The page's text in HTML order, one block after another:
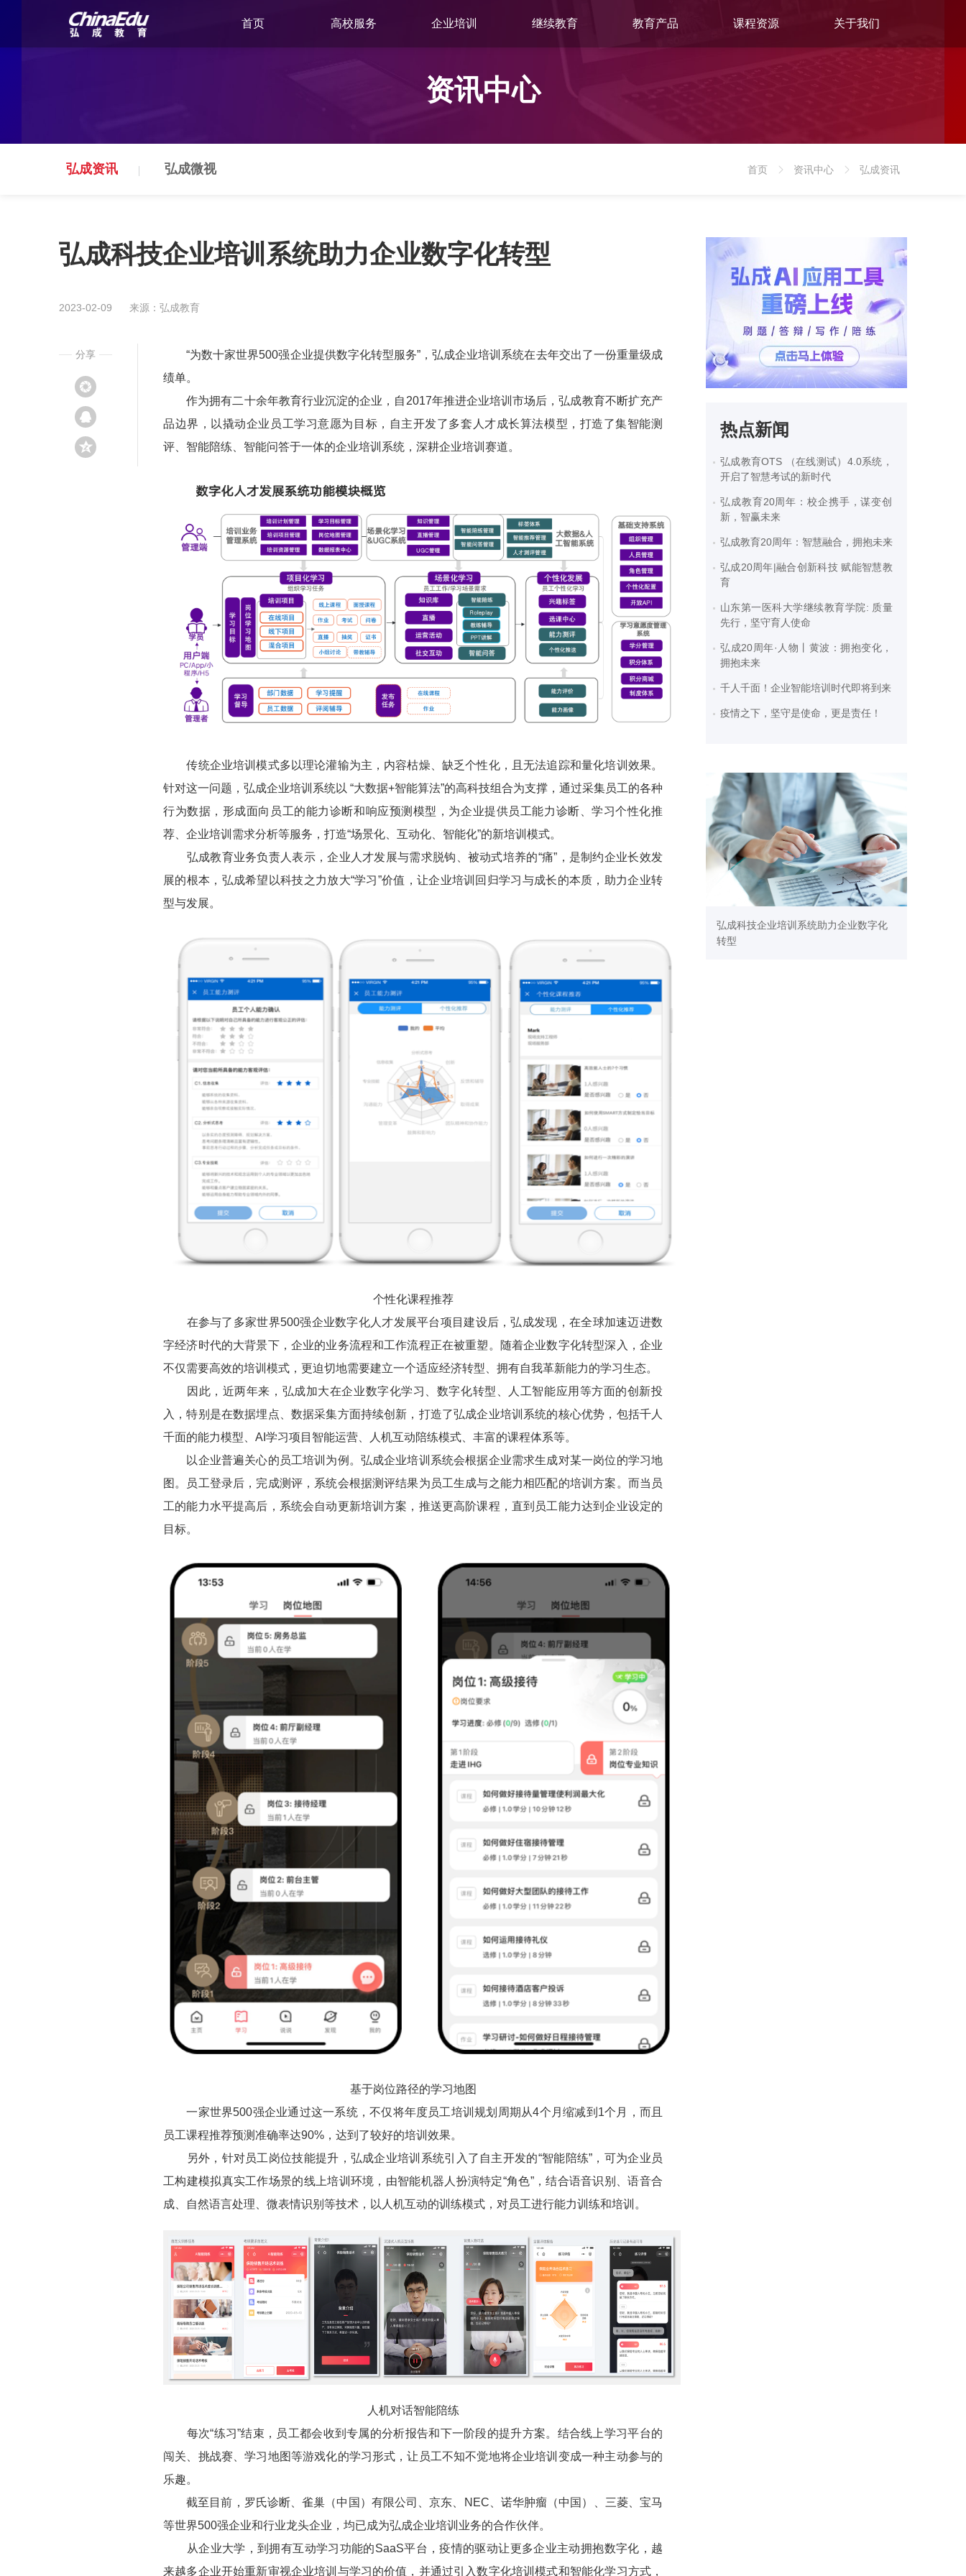
首页 高校服务 企业培训 继续教育 教育产品 课程资源 关于我们
资讯中心
弘成资讯 弘成微视
首页
资讯中心
弘成资讯
弘成科技企业培训系统助力企业数字化转型
2023-02-09 来源：弘成教育
“为数十家世界500强企业提供数字化转型服务”，弘成企业培训系统在去年交出了一份重量级成
绩单。
作为拥有二十余年教育行业沉淀的企业，自2017年推进企业培训市场后，弘成教育不断扩充产
品边界，以撬动企业员工学习意愿为目标，自主开发了多套人才成长算法模型，打造了集智能测
评、智能陪练、智能问答于一体的企业培训系统，深耕企业培训赛道。
传统企业培训模式多以理论灌输为主，内容枯燥、缺乏个性化，且无法追踪和量化培训效果。
针对这一问题，弘成企业培训系统以 “大数据+智能算法”的高科技组合为支撑，通过采集员工的各种
行为数据，形成面向员工的能力诊断和响应预测模型，为企业提供员工能力诊断、学习个性化推
荐、企业培训需求分析等服务，打造“场景化、互动化、智能化”的新培训模式。
弘成教育业务负责人表示，企业人才发展与需求脱钩、被动式培养的“痛”，是制约企业长效发
展的根本，弘成希望以科技之力放大“学习”价值，让企业培训回归学习与成长的本质，助力企业转
型与发展。
个性化课程推荐
在参与了多家世界500强企业数字化人才发展平台项目建设后，弘成发现，在全球加速迈进数
字经济时代的大背景下，企业的业务流程和工作流程正在被重塑。随着企业数字化转型深入，企业
不仅需要高效的培训模式，更迫切地需要建立一个适应经济转型、拥有自我革新能力的学习生态。
因此，近两年来，弘成加大在企业数字化学习、数字化转型、人工智能应用等方面的创新投
入，特别是在数据埋点、数据采集方面持续创新，打造了弘成企业培训系统的核心优势，包括千人
千面的能力模型、AI学习项目智能运营、人机互动陪练模式、丰富的课程体系等。
以企业普遍关心的员工培训为例。弘成企业培训系统会根据企业需求生成对某一岗位的学习地
图。员工登录后，完成测评，系统会根据测评结果为员工生成与之能力相匹配的培训方案。而当员
工的能力水平提高后，系统会自动更新培训方案，推送更高阶课程，直到员工能力达到企业设定的
目标。
基于岗位路径的学习地图
一家世界500强企业通过这一系统，不仅将年度员工培训规划周期从4个月缩减到1个月，而且
员工课程推荐预测准确率达90%，达到了较好的培训效果。
另外，针对员工岗位技能提升，弘成企业培训系统引入了自主开发的“智能陪练”，可为企业员
工构建模拟真实工作场景的线上培训环境，由智能机器人扮演特定“角色”，结合语音识别、语音合
成、自然语言处理、微表情识别等技术，以人机互动的训练模式，对员工进行能力训练和培训。
人机对话智能陪练
每次“练习”结束，员工都会收到专属的分析报告和下一阶段的提升方案。结合线上学习平台的
闯关、挑战赛、学习地图等游戏化的学习形式，让员工不知不觉地将企业培训变成一种主动参与的
乐趣。
截至目前，罗氏诊断、雀巢（中国）有限公司、京东、NEC、诺华肿瘤（中国）、三菱、宝马
等世界500强企业和行业龙头企业，均已成为弘成企业培训业务的合作伙伴。
从企业大学，到拥有互动学习功能的SaaS平台，疫情的驱动让更多企业主动拥抱数字化，越
来越多企业开始重新审视企业培训与学习的价值，并通过引入数字化培训模式和智能化学习方式，
分享
热点新闻
弘成教育OTS （在线测试）4.0系统，
开启了智慧考试的新时代
弘成教育20周年：校企携手，谋变创
新，智赢未来
弘成教育20周年：智慧融合，拥抱未来
弘成20周年|融合创新科技 赋能智慧教
育
山东第一医科大学继续教育学院: 质量
先行，坚守育人使命
弘成20周年·人物丨黄波：拥抱变化，
拥抱未来
千人千面！企业智能培训时代即将到来
疫情之下，坚守是使命，更是责任！
弘成科技企业培训系统助力企业数字化
转型